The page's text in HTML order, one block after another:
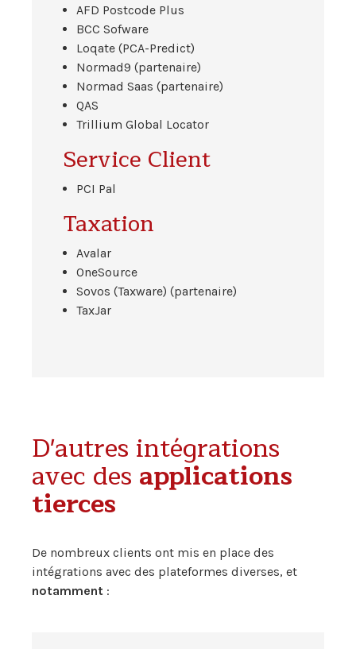
AFD Postcode Plus
BCC Sofware
Loqate (PCA-Predict)
Normad9 (partenaire)
Normad Saas (partenaire)
QAS
Trillium Global Locator
Service Client
PCI Pal
Taxation
Avalar
OneSource
Sovos (Taxware) (partenaire)
TaxJar
D'autres intégrations
avec des applications
tierces
De nombreux clients ont mis en place des
intégrations avec des plateformes diverses, et
notamment :